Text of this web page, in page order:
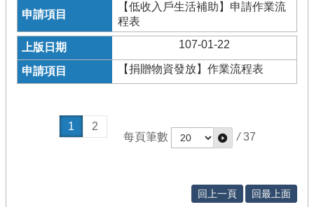
【低收入戶生活補助】申請作業流
程表
107-01-22
【捐贈物資發放】作業流程表
1
2
每頁筆數
/ 37
回上一頁 回最上面